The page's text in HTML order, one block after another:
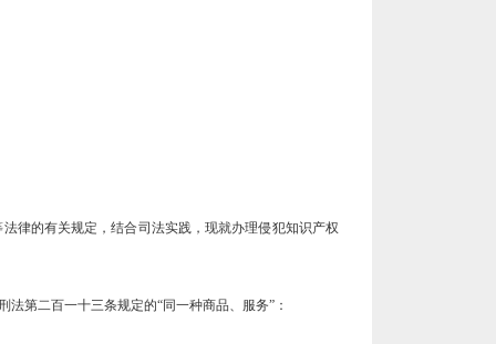
律的有关规定，结合司法实践，现就办理侵犯知识产权
第二百一十三条规定的“同一种商品、服务”：